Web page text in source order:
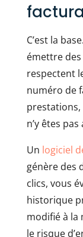
C’est la
émettre
respectent
numéro de
prestations,
n’y êtes
Un logiciel
génère des
clics, vous
historique
modifié à la
le risque